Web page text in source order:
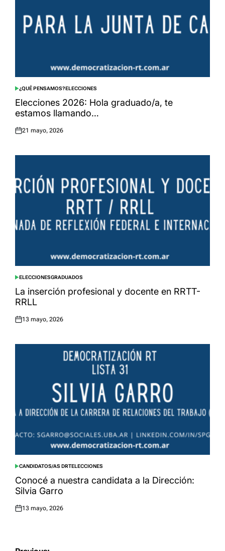
POSTED
IN
¿QUÉ PENSAMOS?ELECCIONES
Elecciones 2026: Hola graduado/a, te
estamos llamando…
Posted
21 mayo, 2026
POSTED
IN
ELECCIONESGRADUADOS
La inserción profesional y docente en RRTT-
RRLL
Posted
13 mayo, 2026
POSTED
IN
CANDIDATOS/AS DRTELECCIONES
Conocé a nuestra candidata a la Dirección:
Silvia Garro
Posted
13 mayo, 2026